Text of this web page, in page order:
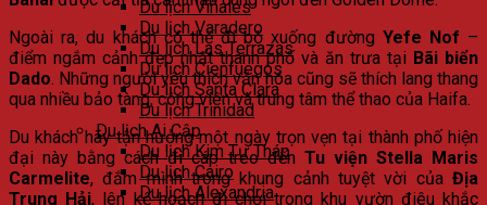
Du lịch Viñales
Du lịch Varadero
Du lịch Las Terrazas
Du lịch Cienfuegos
Du lịch Santa Clara
Du lịch Trinidad
Du lịch Ai Cập
Du lịch Kim Tự Tháp
Du lịch Cairo
Du lịch Alexandria
Ngoài ra, du khách có thể đi bộ xuống đường Yefe Nof –
điểm ngắm cảnh đẹp nhất thành phố và ăn trưa tại Bãi biển
Dado. Những người yêu thích văn hóa cũng sẽ thích lang thang
qua nhiều bảo tàng, công viên và trung tâm thể thao của Haifa.
Du khách hãy tận hưởng một ngày trọn vẹn tại thành phố hiện
đại này bằng cách đi cáp treo đến Tu viện Stella Maris
Carmelite, đắm mình trong khung cảnh tuyệt vời của Địa
Trung Hải, lên kế hoạch đi chơi trong khu vườn điêu khắc